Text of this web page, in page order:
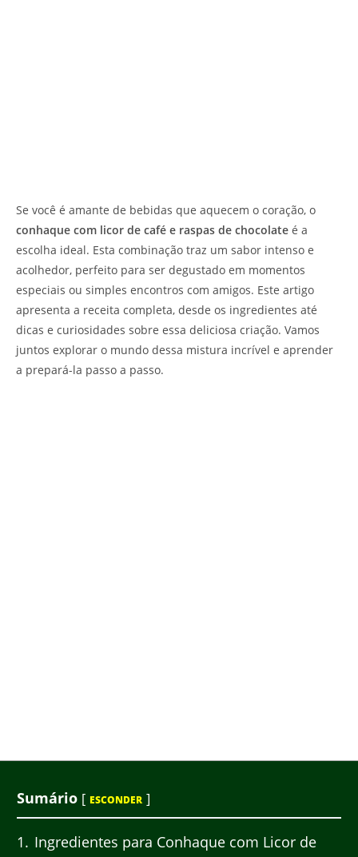
Se você é amante de bebidas que aquecem o coração, o
conhaque com licor de café e raspas de chocolate é a
escolha ideal. Esta combinação traz um sabor intenso e
acolhedor, perfeito para ser degustado em momentos
especiais ou simples encontros com amigos. Este artigo
apresenta a receita completa, desde os ingredientes até
dicas e curiosidades sobre essa deliciosa criação. Vamos
juntos explorar o mundo dessa mistura incrível e aprender
a prepará-la passo a passo.
Sumário [ ESCONDER ]
1
Ingredientes para Conhaque com Licor de